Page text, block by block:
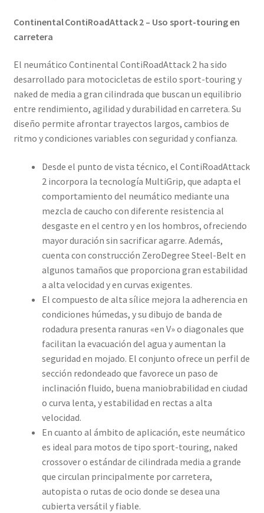
Continental ContiRoadAttack 2 – Uso sport-touring en
carretera
El neumático Continental ContiRoadAttack 2 ha sido
desarrollado para motocicletas de estilo sport-touring y
naked de media a gran cilindrada que buscan un equilibrio
entre rendimiento, agilidad y durabilidad en carretera. Su
diseño permite afrontar trayectos largos, cambios de
ritmo y condiciones variables con seguridad y confianza.
Desde el punto de vista técnico, el ContiRoadAttack
2 incorpora la tecnología MultiGrip, que adapta el
comportamiento del neumático mediante una
mezcla de caucho con diferente resistencia al
desgaste en el centro y en los hombros, ofreciendo
mayor duración sin sacrificar agarre. Además,
cuenta con construcción ZeroDegree Steel-Belt en
algunos tamaños que proporciona gran estabilidad
a alta velocidad y en curvas exigentes.
El compuesto de alta sílice mejora la adherencia en
condiciones húmedas, y su dibujo de banda de
rodadura presenta ranuras «en V» o diagonales que
facilitan la evacuación del agua y aumentan la
seguridad en mojado. El conjunto ofrece un perfil de
sección redondeado que favorece un paso de
inclinación fluido, buena maniobrabilidad en ciudad
o curva lenta, y estabilidad en rectas a alta
velocidad.
En cuanto al ámbito de aplicación, este neumático
es ideal para motos de tipo sport-touring, naked
crossover o estándar de cilindrada media a grande
que circulan principalmente por carretera,
autopista o rutas de ocio donde se desea una
cubierta versátil y fiable.